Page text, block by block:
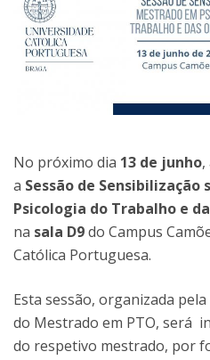
No próximo dia 13 de junho,
a Sessão de
Psicologia do Trabalho e
na sala D9do Campus
Católica Portuguesa.
Esta sessão, organizada
do Mestrado em PTO, será
do respetivo mestrado, por